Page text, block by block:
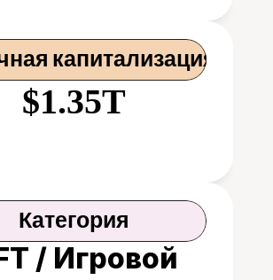
капитализация
$1.35T
Категория
/ Игровой